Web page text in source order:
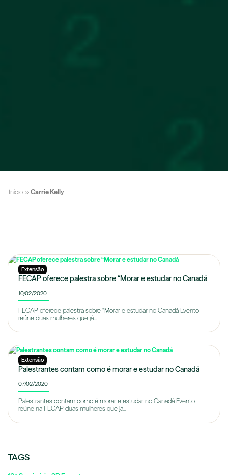
Início » Carrie Kelly
Extensão
FECAP oferece palestra sobre “Morar e estudar no Canadá
10/02/2020
FECAP oferece palestra sobre “Morar e estudar no Canadá Evento
reúne duas mulheres que já...
Extensão
Palestrantes contam como é morar e estudar no Canadá
07/02/2020
Palestrantes contam como é morar e estudar no Canadá Evento
reúne na FECAP duas mulheres que já...
TAGS